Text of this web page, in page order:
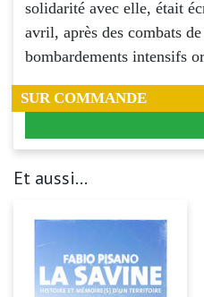
solidarité avec elle, était
avril, après des combats
bombardements intensifs
SUR COMMANDE
Et aussi...